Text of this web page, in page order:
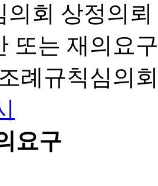
의회 상정의
또는 재의요
례규칙심의
요구